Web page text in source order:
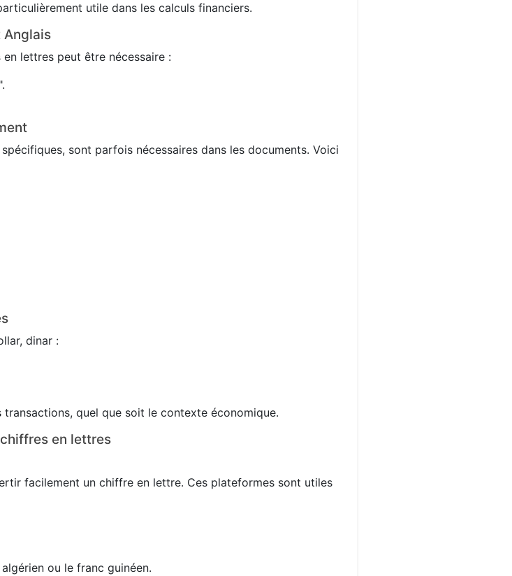
utile dans les calculs financiers.
Anglais
lettres peut être nécessaire :
sont parfois nécessaires dans les documents. Voici
dinar :
quel que soit le contexte économique.
en lettres
facilement un chiffre en lettre. Ces plateformes sont utiles
ou le franc guinéen.